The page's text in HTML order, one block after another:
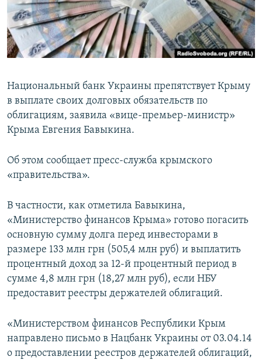
ПОБЕДИТЕЛЕЙ НЕ СУДЯТ?
КРЫМ.НЕПОКОРЕННЫЙ
ELIFBE
ПРИСОЕДИНЯЙТЕСЬ!
Все сайты RFE/RL
Национальный банк Украины препятствует Крыму
в выплате своих долговых обязательств по
облигациям, заявила «вице-премьер-министр»
Крыма Евгения Бавыкина.
Об этом сообщает пресс-служба крымского
«правительства».
В частности, как отметила Бавыкина,
«Министерство финансов Крыма» готово погасить
основную сумму долга перед инвесторами в
размере 133 млн грн (505,4 млн руб) и выплатить
процентный доход за 12-й процентный период в
сумме 4,8 млн грн (18,27 млн руб), если НБУ
предоставит реестры держателей облигаций.
«Министерством финансов Республики Крым
направлено письмо в Нацбанк Украины от 03.04.14
о предоставлении реестров держателей облигаций,